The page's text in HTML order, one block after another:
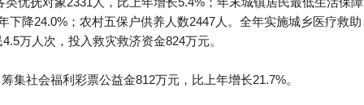
下降24.0%；农村五保户供养人数2447人。全年实施城乡医疗救助
万人次，投入救灾救济资金824万元。
集社会福利彩票公益金812万元，比上年增长21.7%。